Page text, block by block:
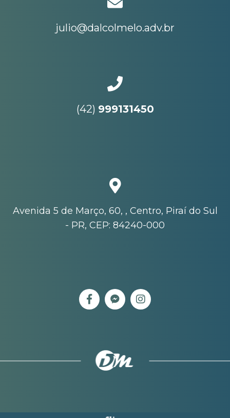
julio@dalcolmelo.adv.br
(42) 999131450
Avenida 5 de Março, 60, , Centro, Piraí do Sul
- PR, CEP: 84240-000